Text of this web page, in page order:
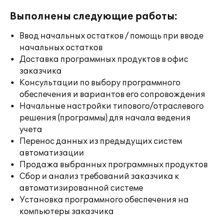
Выполнены следующие работы:
Ввод начальных остатков / помощь при вводе
начальных остатков
Доставка программных продуктов в офис
заказчика
Консультации по выбору программного
обеспечения и вариантов его сопровождения
Начальные настройки типового/отраслевого
решения (программы) для начала ведения
учета
Перенос данных из предыдущих систем
автоматизации
Продажа выбранных программных продуктов
Сбор и анализ требований заказчика к
автоматизированной системе
Установка программного обеспечения на
компьютеры заказчика